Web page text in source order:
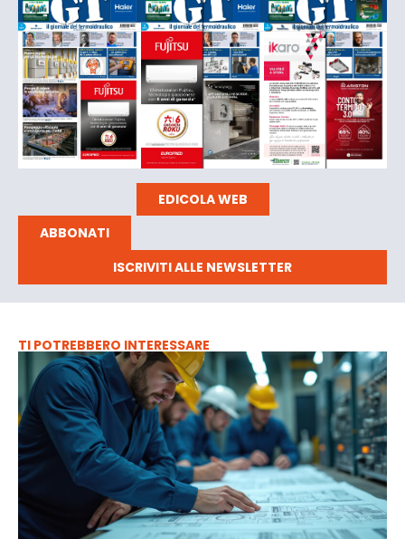
EDICOLA WEB
ABBONATI
ISCRIVITI ALLE NEWSLETTER
TI POTREBBERO INTERESSARE